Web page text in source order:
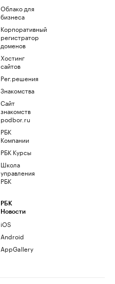
Облако для
бизнеса
Корпоративный
регистратор
доменов
Хостинг
сайтов
Рег.решения
Знакомства
Сайт
знакомств
podbor.ru
РБК
Компании
РБК Курсы
Школа
управления
РБК
РБК
Новости
iOS
Android
AppGallery